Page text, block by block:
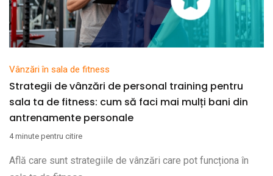
Vânzări în sala de fitness
Strategii de vânzări de personal training pentru
sala ta de fitness: cum să faci mai mulți bani din
antrenamente personale
4 minute pentru citire
Află care sunt strategiile de vânzări care pot funcționa în